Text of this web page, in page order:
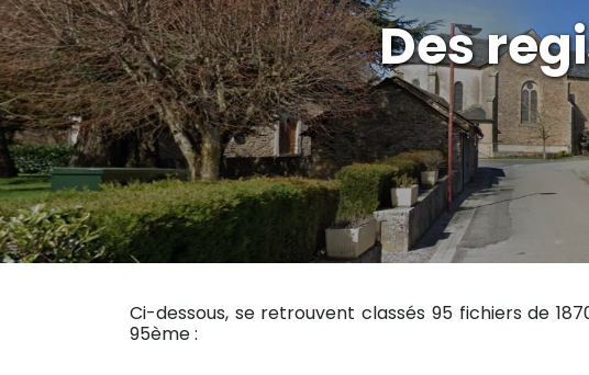
Des
Ci-dessous, se retrouvent classés 95 fichiers de
95ème :